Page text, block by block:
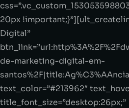
20px
Digital”
de-marketing-digital-em-
text_color=”#213962″
title_font_size=”desktop:26px;”